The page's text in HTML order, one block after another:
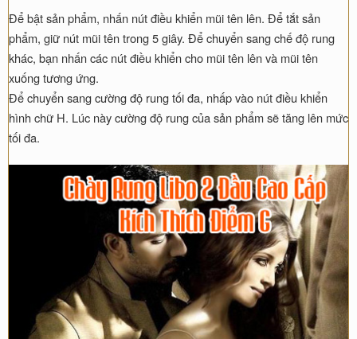
Để bật sản phẩm, nhấn nút điều khiển mũi tên lên. Để tắt sản
phẩm, giữ nút mũi tên trong 5 giây. Để chuyển sang chế độ rung
khác, bạn nhấn các nút điều khiển cho mũi tên lên và mũi tên
xuống tương ứng.
Để chuyển sang cường độ rung tối đa, nhấp vào nút điều khiển
hình chữ H. Lúc này cường độ rung của sản phẩm sẽ tăng lên mức
tối đa.